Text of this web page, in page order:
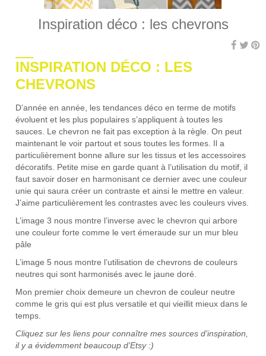
Inspiration déco : les chevrons
INSPIRATION DÉCO : LES
CHEVRONS
D’année en année, les tendances déco en terme de motifs
évoluent et les plus populaires s’appliquent à toutes les
sauces. Le chevron ne fait pas exception à la règle. On peut
maintenant le voir partout et sous toutes les formes. Il a
particulièrement bonne allure sur les tissus et les accessoires
décoratifs. Petite mise en garde quant à l’utilisation du motif, il
faut savoir doser en harmonisant ce dernier avec une couleur
unie qui saura créer un contraste et ainsi le mettre en valeur.
J’aime particulièrement les contrastes avec les couleurs vives.
L’image 3 nous montre l’inverse avec le chevron qui arbore
une couleur forte comme le vert émeraude sur un mur bleu
pâle
L’image 5 nous montre l’utilisation de chevrons de couleurs
neutres qui sont harmonisés avec le jaune doré.
Mon premier choix demeure un chevron de couleur neutre
comme le gris qui est plus versatile et qui vieillit mieux dans le
temps.
Cliquez sur les liens pour connaître mes sources d’inspiration,
il y a évidemment beaucoup d’Etsy :)